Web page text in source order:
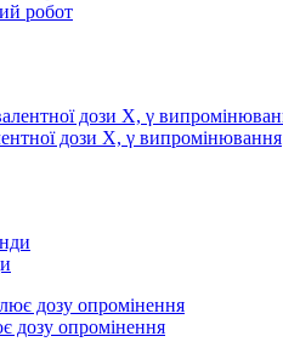
робот
дози X, γ випромінювання
дозу опромінення